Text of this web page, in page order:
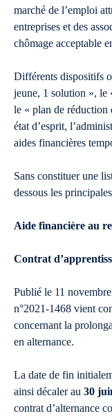
marché de l’emploi
entreprises et des
chômage acceptable
Différents dispositifs
jeune, 1 solution », le
le « plan de réduction
état d’esprit,
aides financières
Sans constituer une
dessous les
Aide financière au
Contrat
Publié le 11
n°2021-1468 vient
concernant la
en alternance.
La date de fin
ainsi décaler au 30
contrat d’alternance